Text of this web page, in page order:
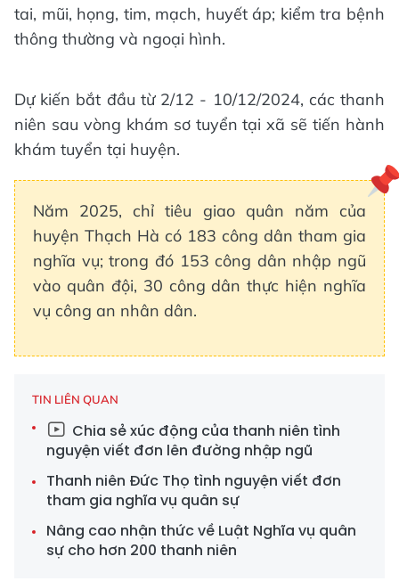
tai, mũi, họng, tim, mạch, huyết áp; kiểm tra bệnh
thông thường và ngoại hình.
Dự kiến bắt đầu từ 2/12 - 10/12/2024, các thanh
niên sau vòng khám sơ tuyển tại xã sẽ tiến hành
khám tuyển tại huyện.
Năm 2025, chỉ tiêu giao quân năm của
huyện Thạch Hà có 183 công dân tham gia
nghĩa vụ; trong đó 153 công dân nhập ngũ
vào quân đội, 30 công dân thực hiện nghĩa
vụ công an nhân dân.
TIN LIÊN QUAN
Chia sẻ xúc động của thanh niên tình
nguyện viết đơn lên đường nhập ngũ
Thanh niên Đức Thọ tình nguyện viết đơn
tham gia nghĩa vụ quân sự
Nâng cao nhận thức về Luật Nghĩa vụ quân
sự cho hơn 200 thanh niên